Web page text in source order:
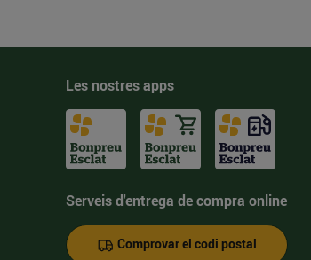
Les nostres apps
Serveis d'entrega de compra online
Comprovar el codi postal